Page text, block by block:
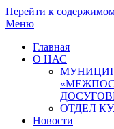
Перейти к
Меню
Главная
О НАС
ОТДЕЛ
Новости